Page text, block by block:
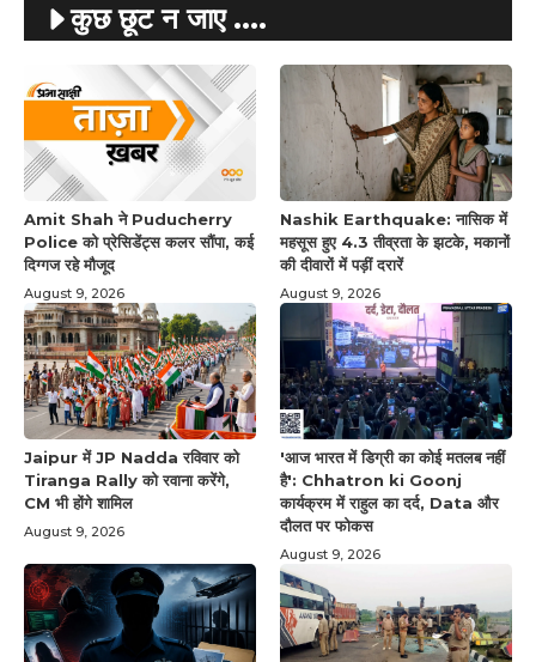
कुछ छूट न जाए ....
Amit Shah ने Puducherry
Police को प्रेसिडेंट्स कलर सौंपा, कई
दिग्गज रहे मौजूद
August 9, 2026
Nashik Earthquake: नासिक में
महसूस हुए 4.3 तीव्रता के झटके, मकानों
की दीवारों में पड़ीं दरारें
August 9, 2026
Jaipur में JP Nadda रविवार को
Tiranga Rally को रवाना करेंगे,
CM भी होंगे शामिल
August 9, 2026
'आज भारत में डिग्री का कोई मतलब नहीं
है': Chhatron ki Goonj
कार्यक्रम में राहुल का दर्द, Data और
दौलत पर फोकस
August 9, 2026